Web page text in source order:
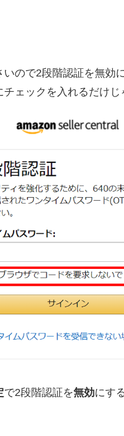
ので2段階認証を無効
ェックを入れるだけじ
で2段階認証を無効にす